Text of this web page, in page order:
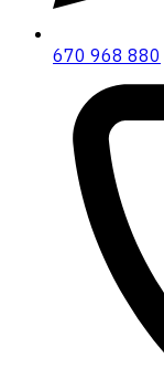
670 968 880